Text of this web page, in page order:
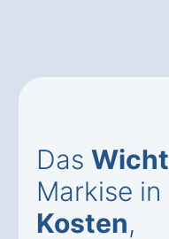
Das
Markise
Kosten,